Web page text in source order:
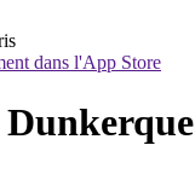
dans l'App Store